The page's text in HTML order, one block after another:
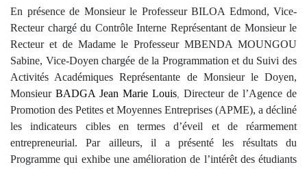
En présence de Monsieur le Professeur BILOA Edmond, Vice-
Recteur chargé du Contrôle Interne Représentant de Monsieur le
Recteur et de Madame le Professeur MBENDA MOUNGOU
Sabine, Vice-Doyen chargée de la Programmation et du Suivi des
Activités Académiques Représentante de Monsieur le Doyen,
Monsieur BADGA Jean Marie Louis, Directeur de l’Agence de
Promotion des Petites et Moyennes Entreprises (APME), a décliné
les indicateurs cibles en termes d’éveil et de réarmement
entrepreneurial. Par ailleurs, il a présenté les résultats du
Programme qui exhibe une amélioration de l’intérêt des étudiants